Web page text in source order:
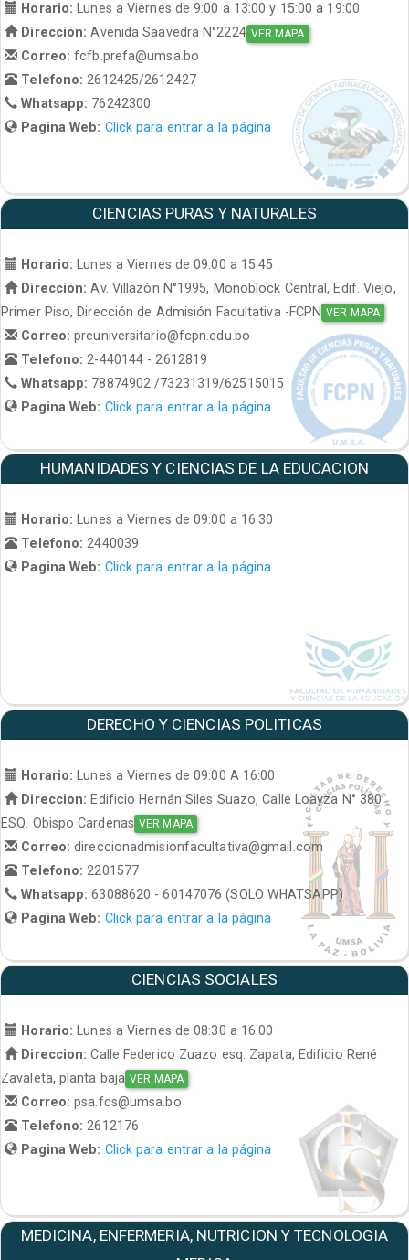
Horario: Lunes a Viernes de 9:00 a 13:00 y 15:00 a 19:00
Direccion: Avenida Saavedra N°2224 VER MAPA
Correo:fcfb.prefa@umsa.bo
Telefono:2612425/2612427
Whatsapp: 76242300
Pagina Web: Click para entrar a la página
CIENCIAS PURAS Y NATURALES
Horario:
Lunes a Viernes de 09:00 a 15:45
Direccion: Av. Villazón N°1995, Monoblock Central, Edif. Viejo,
Primer Piso, Dirección de Admisión Facultativa -FCPN VER MAPA
Correo:preuniversitario@fcpn.edu.bo
Telefono: 2-440144 - 2612819
Whatsapp: 78874902 /73231319/62515015
Pagina Web: Click para entrar a la página
HUMANIDADES Y CIENCIAS DE LA EDUCACION
Horario: Lunes a Viernes de 09:00 a 16:30
Telefono:2440039
Pagina Web: Click para entrar a la página
DERECHO Y CIENCIAS POLITICAS
Horario:
Lunes a Viernes de 09:00 A 16:00
Direccion: Edificio Hernán Siles Suazo, Calle Loayza N° 380
ESQ. Obispo Cardenas VER MAPA
Correo:direccionadmisionfacultativa@gmail.com
Telefono: 2201577
Whatsapp:63088620 - 60147076 (SOLO WHATSAPP)
Pagina Web: Click para entrar a la página
CIENCIAS SOCIALES
Horario:
Lunes a Viernes de 08:30 a 16:00
Direccion: Calle Federico Zuazo esq. Zapata, Edificio René
Zavaleta, planta baja VER MAPA
Correo:psa.fcs@umsa.bo
Telefono: 2612176
Pagina Web: Click para entrar a la página
MEDICINA, ENFERMERIA, NUTRICION Y TECNOLOGIA